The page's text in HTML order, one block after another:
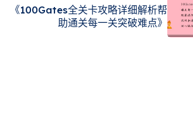
《100Gates全关卡攻略详细解析帮
助通关每一关突破难点》